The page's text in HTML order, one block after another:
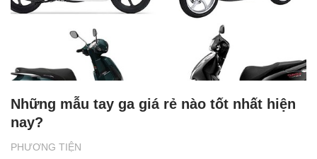
PHƯƠNG TIỆN
Những mẫu tay ga giá rẻ nào tốt nhất hiện
nay?